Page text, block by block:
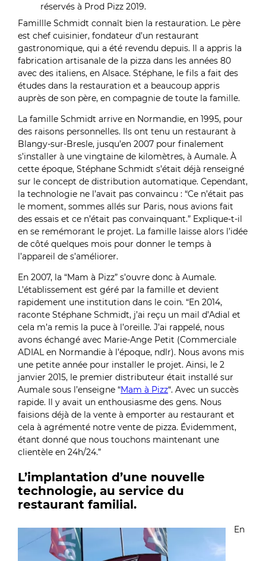
réservés à Prod Pizz 2019.
Famillle Schmidt connaît bien la restauration. Le père
est chef cuisinier, fondateur d’un restaurant
gastronomique, qui a été revendu depuis. Il a appris la
fabrication artisanale de la pizza dans les années 80
avec des italiens, en Alsace. Stéphane, le fils a fait des
études dans la restauration et a beaucoup appris
auprès de son père, en compagnie de toute la famille.
La famille Schmidt arrive en Normandie, en 1995, pour
des raisons personnelles. Ils ont tenu un restaurant à
Blangy-sur-Bresle, jusqu’en 2007 pour finalement
s’installer à une vingtaine de kilomètres, à Aumale. À
cette époque, Stéphane Schmidt s’était déjà renseigné
sur le concept de distribution automatique. Cependant,
la technologie ne l’avait pas convaincu : “Ce n’était pas
le moment, sommes allés sur Paris, nous avions fait
des essais et ce n’était pas convainquant.” Explique-t-il
en se remémorant le projet. La famille laisse alors l’idée
de côté quelques mois pour donner le temps à
l’appareil de s’améliorer.
En 2007, la “Mam à Pizz” s’ouvre donc à Aumale.
L’établissement est géré par la famille et devient
rapidement une institution dans le coin. “En 2014,
raconte Stéphane Schmidt, j’ai reçu un mail d’Adial et
cela m’a remis la puce à l’oreille. J’ai rappelé, nous
avons échangé avec Marie-Ange Petit (Commerciale
ADIAL en Normandie à l’époque, ndlr). Nous avons mis
une petite année pour installer le projet. Ainsi, le 2
janvier 2015, le premier distributeur était installé sur
Aumale sous l’enseigne “Mam à Pizz“. Avec un succès
rapide. Il y avait un enthousiasme des gens. Nous
faisions déjà de la vente à emporter au restaurant et
cela à agrémenté notre vente de pizza. Évidemment,
étant donné que nous touchons maintenant une
clientèle en 24h/24.”
L’implantation d’une nouvelle
technologie, au service du
restaurant familial.
En